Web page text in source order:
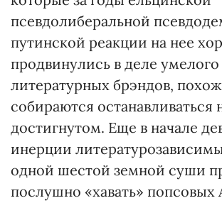
псевдолиберальной
путинской реакции на нее
продвинулись в деле умелого
литературных брэндов,
собираются останавливаться
достигнутом. Еще в начале
инерции
одной шестой земной суши
послушно «хавать» попсовых